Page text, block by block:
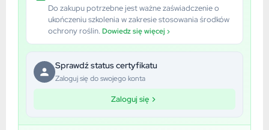
Do zakupu potrzebne jest ważne zaświadczenie o
ukończeniu szkolenia w zakresie stosowania środków
ochrony roślin.Dowiedz się więcej ›
Sprawdź status certyfikatu
Zaloguj się do swojego konta
Zaloguj się